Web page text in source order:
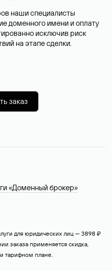
наши специалисты
доменного имени и оплату
исключив риск
на этапе сделки.
заказ
«Доменный брокер»
для юридических лиц — 3898 ₽
заказа применяется скидка,
тарифном плане.